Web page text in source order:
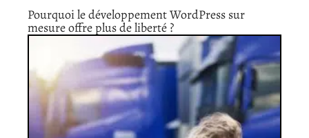
Pourquoi le développement WordPress sur
mesure offre plus de liberté ?